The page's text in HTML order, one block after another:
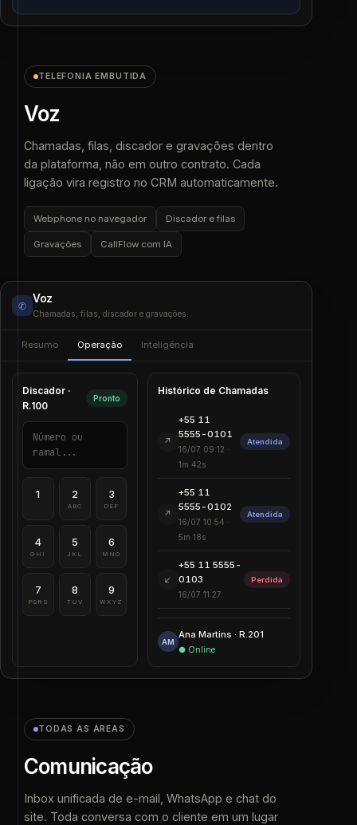
TELEFONIA EMBUTIDA
Voz
Chamadas, filas, discador e gravações dentro
da plataforma, não em outro contrato. Cada
ligação vira registro no CRM automaticamente.
Webphone no navegador Discador e filas
Gravações CallFlow com IA
✆
Voz
Chamadas, filas, discador e gravações.
Resumo Operação Inteligência
Discador ·
R.100
Pronto
Número ou
ramal...
1 2
ABC
3
DEF
4
GHI
5
JKL
6
MNO
7
PQRS
8
TUV
9
WXYZ
Histórico de Chamadas
↗
+55 11
5555-0101
16/07 09:12 ·
1m 42s
Atendida
↗
+55 11
5555-0102
16/07 10:54 ·
5m 18s
Atendida
↙
+55 11 5555-
0103
16/07 11:27
Perdida
AM
Ana Martins · R.201
● Online
TODAS AS ÁREAS
Comunicação
Inbox unificada de e-mail, WhatsApp e chat do
site. Toda conversa com o cliente em um lugar